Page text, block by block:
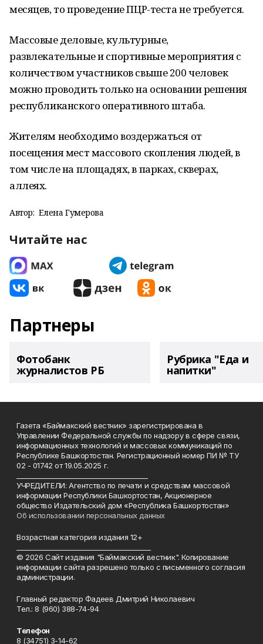
месяцев, то проведение ПЦР-теста не требуется.
Массовые деловые, культурные,
развлекательные и спортивные мероприятия с
количеством участников свыше 200 человек
можно проводить только на основании решения
республиканского оперативного штаба.
Жителям необходимо воздержаться от
посещения мест массового скопления людей, в
том числе на площадях, в парках, скверах,
аллеях.
Автор: Елена Гумерова
Читайте нас
Партнеры
Фотобанк
журналистов РБ
Рубрика "Еда и
напитки"
Газета «Баймакский вестник» зарегистрирована в
Управлении Федеральной службы по надзору в сфере связи,
информационных технологий и массовых коммуникаций по
Республике Башкортостан. Регистрационный номер ПИ № ТУ
02 - 01742 от 19.05.2025 г.
УЧРЕДИТЕЛИ: Агентство по печати и средствам массовой
информации Республики Башкортостан, Акционерное
общество Издательский дом «Республика Башкортостан»
Об использовании персональных данных
Возрастная категория издания 12+
© 2026 Сайт издания "Баймакский вестник". Копирование
информации сайта разрешено только с письменного согласия
администрации.
Главный редактор Фадеев Дмитрий Николаевич
Тел.: 8 (960) 388-74-94
Телефон
8 (34751) 3-14-62